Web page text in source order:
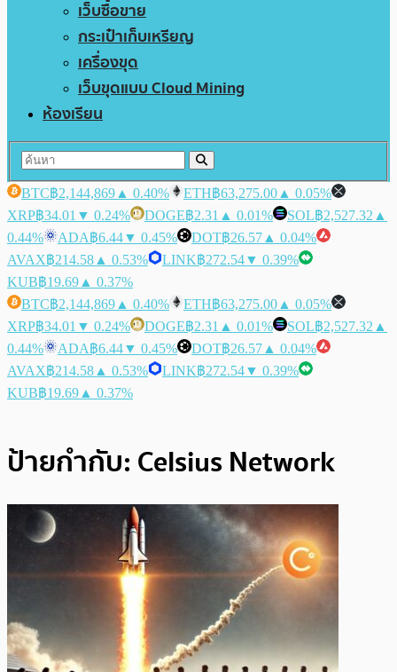
เว็บซื้อขาย
กระเป๋าเก็บเหรียญ
เครื่องขุด
เว็บขุดแบบ Cloud Mining
ห้องเรียน
BTC฿2,144,869 ▲ 0.40% ETH฿63,275.00 ▲ 0.05%
XRP฿34.01 ▼ 0.24% DOGE฿2.31 ▲ 0.01% SOL฿2,527.32 ▲
0.44%
ADA฿6.44▼ 0.45% DOT฿26.57 ▲ 0.04%
AVAX฿214.58 ▲ 0.53% LINK฿272.54▼ 0.39%
KUB฿19.69 ▲ 0.37%
BTC฿2,144,869 ▲ 0.40% ETH฿63,275.00 ▲ 0.05%
XRP฿34.01 ▼ 0.24% DOGE฿2.31 ▲ 0.01% SOL฿2,527.32 ▲
0.44%
ADA฿6.44▼ 0.45% DOT฿26.57 ▲ 0.04%
AVAX฿214.58 ▲ 0.53% LINK฿272.54▼ 0.39%
KUB฿19.69 ▲ 0.37%
ป้ายกำกับ: Celsius Network